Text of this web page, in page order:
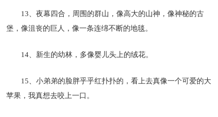
13、夜幕四合，周围的群山，像高大的山神，像神秘的古
堡，像沮丧的巨人，像一条连绵不断的地毯。
14、新生的幼林，多像婴儿头上的绒花。
15、小弟弟的脸胖乎乎红扑扑的，看上去真像一个可爱的大
苹果，我真想去咬上一口。